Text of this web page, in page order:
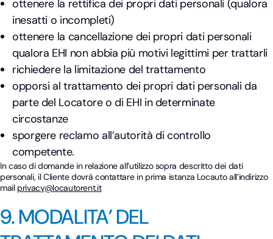
ottenere la rettifica dei propri dati personali (qualora
inesatti o incompleti)
ottenere la cancellazione dei propri dati personali
qualora EHI non abbia più motivi legittimi per trattarli
richiedere la limitazione del trattamento
opporsi al trattamento dei propri dati personali da
parte del Locatore o di EHI in determinate
circostanze
sporgere reclamo all’autorità di controllo
competente.
In caso di domande in relazione all’utilizzo sopra descritto dei dati
personali, il Cliente dovrà contattare in prima istanza Locauto all’indirizzo
mail privacy@locautorent.it
9. MODALITA’ DEL